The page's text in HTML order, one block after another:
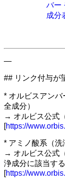
バー
成分
—
## リンク付与が
* オルビスアンバ
全成分）
→ オルビス公式
[https://
* アミノ酸系（洗
→ オルビス公式
浄成分に該当す
[https://